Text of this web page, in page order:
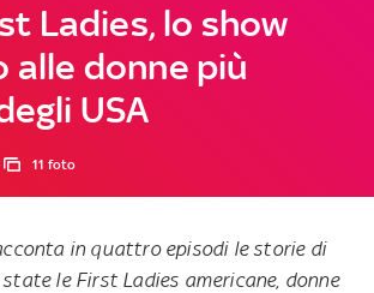
Ladies, lo show
alle donne più
USA
11 foto
in quattro episodi le storie di
le First Ladies americane, donne